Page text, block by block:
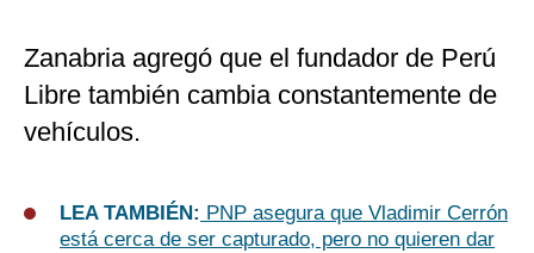
Zanabria agregó que el fundador de Perú
Libre también cambia constantemente de
vehículos.
LEA TAMBIÉN: PNP asegura que Vladimir Cerrón
está cerca de ser capturado, pero no quieren dar